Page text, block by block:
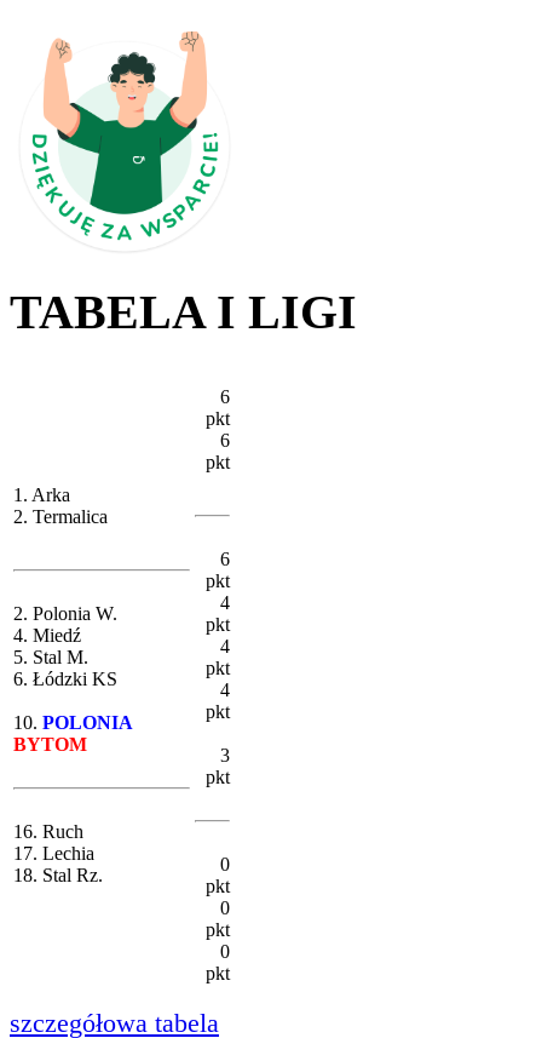
TABELA I LIGI
1. Arka
2. Termalica
2. Polonia W.
4. Miedź
5. Stal M.
6. Łódzki KS
10. POLONIA
BYTOM
16. Ruch
17. Lechia
18. Stal Rz.
6
pkt
6
pkt
6
pkt
4
pkt
4
pkt
4
pkt
3
pkt
0
pkt
0
pkt
0
pkt
szczegółowa tabela